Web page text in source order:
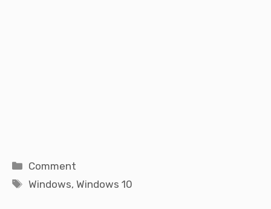
Catégories
Comment
Étiquettes
Windows,Windows 10